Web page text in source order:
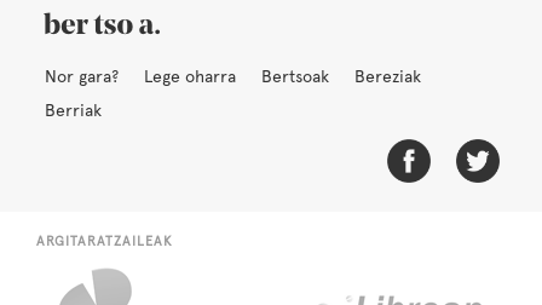
Nor gara? Lege oharra Bertsoak
Bereziak
Berriak
ARGITARATZAILEAK